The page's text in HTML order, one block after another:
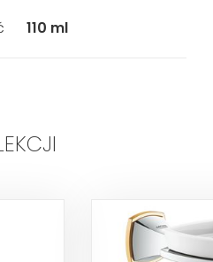
110 ml